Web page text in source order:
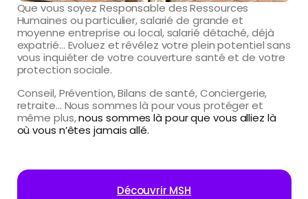
Que vous soyez Responsable des Ressources
Humaines ou particulier, salarié de grande et
moyenne entreprise ou local, salarié détaché, déjà
expatrié… Evoluez et révélez votre plein potentiel sans
vous inquiéter de votre couverture santé et de votre
protection sociale.
Conseil, Prévention, Bilans de santé, Conciergerie,
retraite… Nous sommes là pour vous protéger et
même plus,nous sommes là pour que vous alliez là
où vous n’êtes jamais allé.
Découvrir MSH